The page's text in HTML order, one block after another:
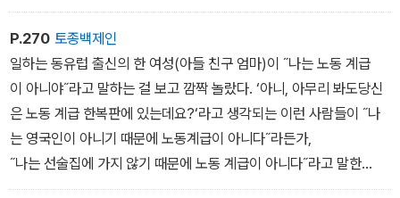
즉 노동 계급 안에는 상당한 다양성이 존재한다. 이 다양한 사람들
이 노동자로서 겪은 공통의 경험이 이들을 같은 계급으로 만든다. 이
들이 겪은 같은 경험이란 보수당의 긴축 재정으로 공공서비스와 복지
가 삭감되어 경제적으로 어려움을 겪고 있다는 점,
노동조합의 약화로 기업의 힘이 비대해진 현 상황에서 악화된 고용조
건과 임금으로 인해 생활고를 겪고 있다는 점 등일 것이다.
나는 나 자신을 이민 노동자라 여긴다. 그래서 청소노동자로
P.270 토종백제인
일하는 동유럽 출신의 한 여성(아들 친구 엄마)이 ˝나는 노동 계급
이 아니야˝라고 말하는 걸 보고 깜짝 놀랐다. ‘아니, 아무리 봐도당신
은 노동 계급 한복판에 있는데요?‘라고 생각되는 이런 사람들이 ˝나
는 영국인이 아니기 때문에 노동계급이 아니다˝라든가,
˝나는 선술집에 가지 않기 때문에 노동 계급이 아니다˝라고 말한
다. 외국인 노동자 거의 대부분이 이렇게 ‘강 건너 불구경‘ 식으로 생